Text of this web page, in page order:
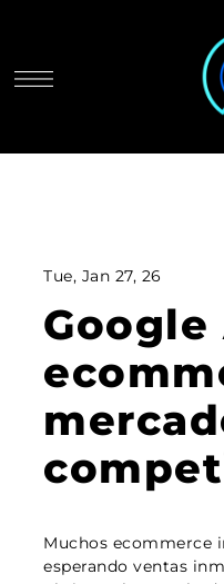
Tue, Jan 27, 26
Google
Muchos ecommerce
esperando ventas